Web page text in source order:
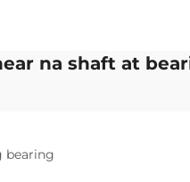
na shaft at
bearing